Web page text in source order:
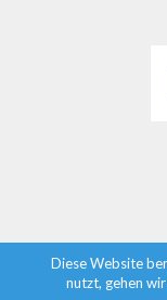
Diese Website
nutzt, gehen